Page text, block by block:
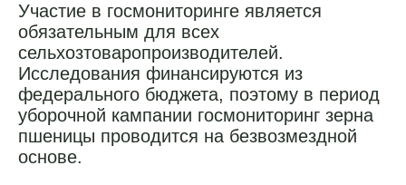
Участие в госмониторинге является
обязательным для всех
сельхозтоваропроизводителей.
Исследования финансируются из
федерального бюджета, поэтому в период
уборочной кампании госмониторинг зерна
пшеницы проводится на безвозмездной
основе.